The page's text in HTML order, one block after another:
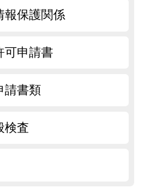
報保護関係
可申請書
請書類
検査